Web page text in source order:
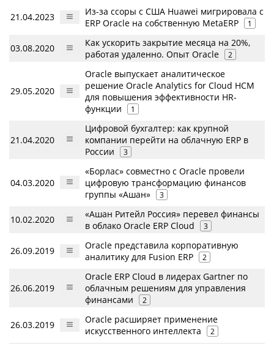
21.04.2023
Из-за ссоры с США Huawei мигрировала с
ERP Oracle на собственную MetaERP
1
03.08.2020
Как ускорить закрытие месяца на 20%,
работая удаленно. Опыт Oracle
2
29.05.2020
Oracle выпускает аналитическое
решение Oracle Analytics for Cloud HCM
для повышения эффективности HR-
функции
1
21.04.2020
Цифровой бухгалтер: как крупной
компании перейти на облачную ERP в
России
3
04.03.2020
«Борлас» совместно с Oracle провели
цифровую трансформацию финансов
группы «Ашан»
3
10.02.2020
«Ашан Ритейл Россия» перевел финансы
в облако Oracle ERP Cloud
3
26.09.2019
Oracle представила корпоративную
аналитику для Fusion ERP
2
26.06.2019
Oracle ERP Cloud в лидерах Gartner по
облачным решениям для управления
финансами
2
26.03.2019
Oracle расширяет применение
искусственного интеллекта
2